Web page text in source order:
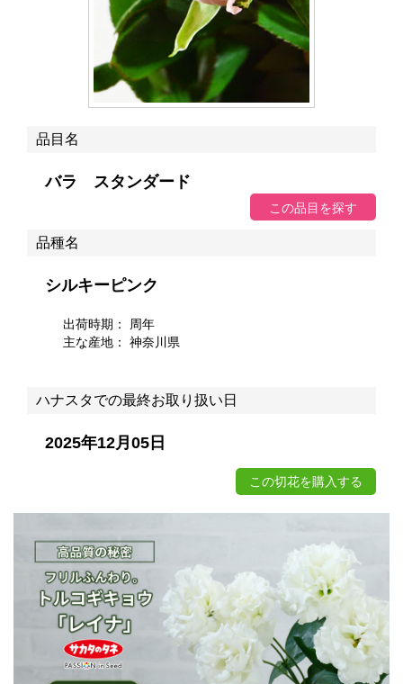
品目名
バラ スタンダード
品種名
シルキーピンク
出荷時期： 周年
主な産地： 神奈川県
ハナスタでの最終お取り扱い日
2025年12月05日
この切花を購入する